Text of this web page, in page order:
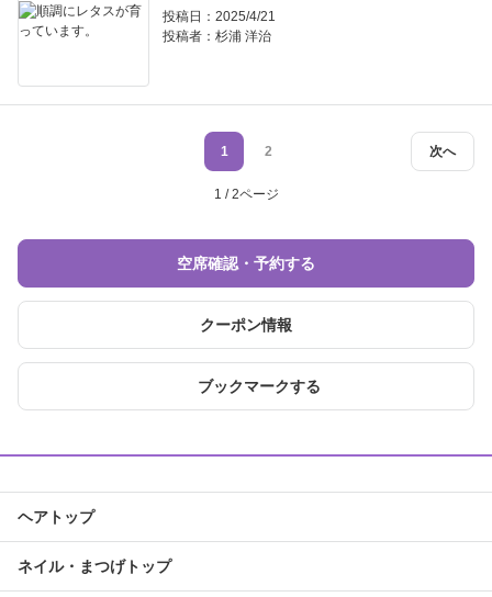
投稿日：2025/4/21
投稿者： 杉浦 洋治
次へ
1 2
1 / 2ページ
空席確認・予約する
クーポン情報
ブックマークする
ヘアトップ
ネイル・まつげトップ